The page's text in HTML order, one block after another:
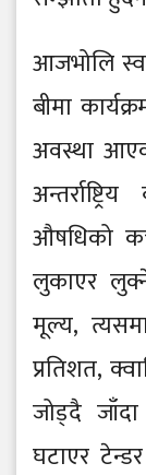
आजभोलि
बीमा
अवस्था
औषधिको
लुकाएर
मूल्य,
प्रतिशत,
जोड्दै
घटाएर